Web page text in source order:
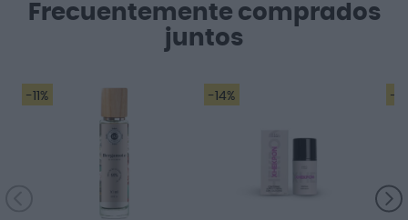
Frecuentemente comprados
juntos
-11% -14% -